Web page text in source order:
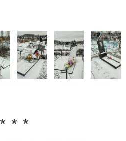
* * *